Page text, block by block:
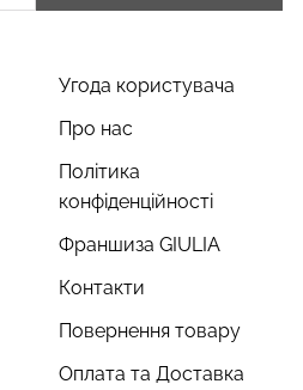
Угода користувача
Про нас
Політика
конфіденційності
Франшиза GIULIA
Контакти
Повернення товару
Оплата та Доставка
Велосипедки з пуш-ап
ефектом безшовні
TRACKS SHAPE black
(чорний) Giulia